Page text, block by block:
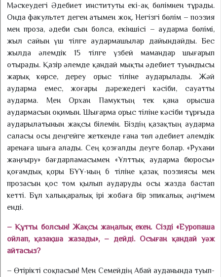
Мәскеудегі Әдебиет институты екі-ақ бөлімнен тұрады.
Онда факультет деген атымен жоқ. Негізгі бөлім – поэзия
мен проза, әдеби сын болса, екіншісі – аударма бөлімі,
жыл сайын үш тілге аудармашылар дайындайды. Бес
жылда әлемдік 15 тілге үзбей мамандар шығарып
отырады. Қазір әлемде қандай мықты әдебиет туындысы
жарық көрсе, дереу орыс тіліне аударылады. Жәй
аударма емес, жоғары дәрежедегі кәсіби, сауатты
аударма. Мен Орхан Памуктың тек қана орысша
аудармасын оқи­мын. Шығарма орыс тіліне кәсі­би тұрғыда
аударылатынын жақ­сы білемін. Біздің қазақтың аударма
саласы осы деңгейге жеткенде ғана төл әдебиет әлем­дік
аренаға шыға алады. Сең қозғалды деуге болар. «Рухани
жаңғыру» бағдарламасымен «Ұлт­тық аударма бюросы»
қо­ғам­­дық қоры БҰҰ-ның 6 тіліне қазақ поэзиясы мен
прозасын қос том қылып аударуды осы жазда бастап
кетті. Бұл халы­қа­ралық ірі жобаға бір эпикалық әңгімем
енді.
– Құтты болсын! Жақсы жаңа­лық екен. Сізді «Еуропаша
ойлап, қазақша жазады», – дейді. Осыған қандай уәж
айтасыз?
– Өтірікті соқпасын! Мен Семейдің Абай ауданында туып-